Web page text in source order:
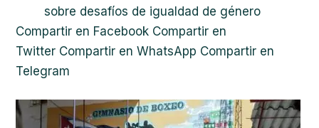
sobre desafíos de igualdad de género
Compartir en Facebook Compartir en
Twitter Compartir en WhatsApp Compartir en
Telegram